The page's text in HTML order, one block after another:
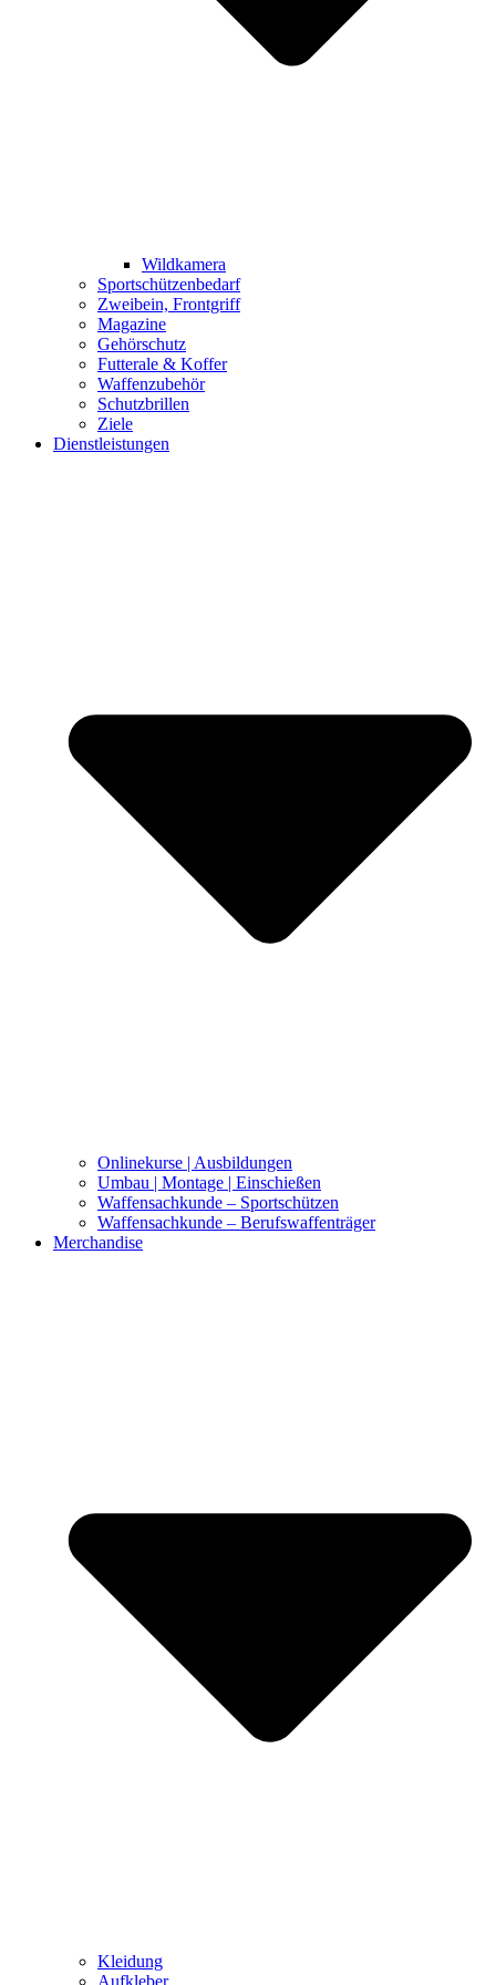
Wildkamera
Sportschützenbedarf
Zweibein, Frontgriff
Magazine
Gehörschutz
Futterale & Koffer
Waffenzubehör
Schutzbrillen
Ziele
Dienstleistungen
Onlinekurse | Ausbildungen
Umbau | Montage | Einschießen
Waffensachkunde – Sportschützen
Waffensachkunde – Berufswaffenträger
Merchandise
Kleidung